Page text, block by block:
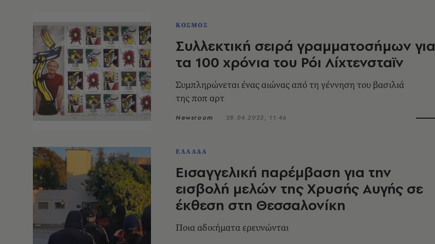
ΚΟΣΜΟΣ
Συλλεκτική σειρά γραμματοσήμων για
τα 100 χρόνια του Ρόι Λίχτενσταϊν
Συμπληρώνεται ένας αιώνας από τη γέννηση του βασιλιά
της ποπ αρτ
Newsroom 28.04.2023, 11:46
ΕΛΛΑΔΑ
Εισαγγελική παρέμβαση για την
εισβολή μελών της Χρυσής Αυγής σε
έκθεση στη Θεσσαλονίκη
Ποια αδικήματα ερευνώνται